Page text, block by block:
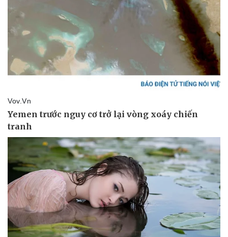
Dinh dưỡng - món ngon
Sản phụ khoa
Nhi khoa
Nam khoa
Làm đẹp - giảm cân
Phòng mạch online
Ăn sạch sống khỏe
Đời sống
Tình yêu - Gia đình